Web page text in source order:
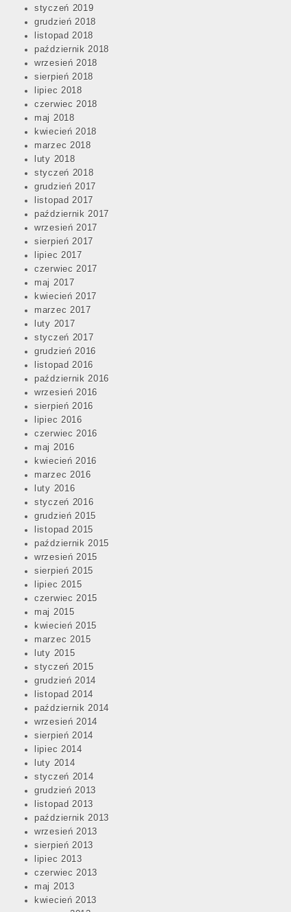
styczeń 2019
grudzień 2018
listopad 2018
październik 2018
wrzesień 2018
sierpień 2018
lipiec 2018
czerwiec 2018
maj 2018
kwiecień 2018
marzec 2018
luty 2018
styczeń 2018
grudzień 2017
listopad 2017
październik 2017
wrzesień 2017
sierpień 2017
lipiec 2017
czerwiec 2017
maj 2017
kwiecień 2017
marzec 2017
luty 2017
styczeń 2017
grudzień 2016
listopad 2016
październik 2016
wrzesień 2016
sierpień 2016
lipiec 2016
czerwiec 2016
maj 2016
kwiecień 2016
marzec 2016
luty 2016
styczeń 2016
grudzień 2015
listopad 2015
październik 2015
wrzesień 2015
sierpień 2015
lipiec 2015
czerwiec 2015
maj 2015
kwiecień 2015
marzec 2015
luty 2015
styczeń 2015
grudzień 2014
listopad 2014
październik 2014
wrzesień 2014
sierpień 2014
lipiec 2014
luty 2014
styczeń 2014
grudzień 2013
listopad 2013
październik 2013
wrzesień 2013
sierpień 2013
lipiec 2013
czerwiec 2013
maj 2013
kwiecień 2013